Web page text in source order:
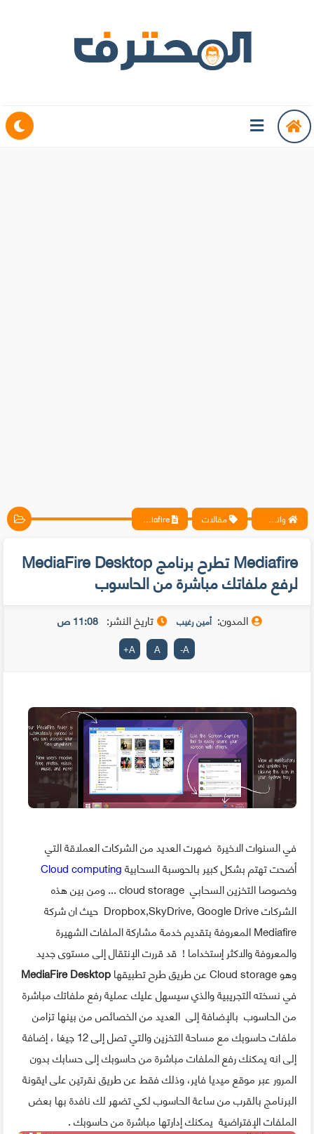
واتس آب ، فيسبوك ، أنترنت ، شروحات تقنية حصرية - المحترف مقالات Mediafire تطرح برنامج MediaFire Desktop لرفع ملفاتك مباشرة من الحاسوب
Mediafire تطرح برنامج MediaFire Desktop
لرفع ملفاتك مباشرة من الحاسوب
المدون: أمين رغيب تاريخ النشر: 11:08 ص
A
-
A
A
+
في السنوات الاخيرة ضهرت العديد من الشركات العملاقة التي
أضحت تهتم بشكل كبير بالحوسبة السحابية
وخصوصا التخزين السحابي cloud storage ... ومن بين هذه
الشركات Dropbox,SkyDrive, Google Drive حيث ان شركة
Mediafire المعروفة بتقديم خدمة مشاركة الملفات الشهيرة
والمعروفة والاكثر إستخداما ! قد قررت الإنتقال إلى مستوى جديد
وهو Cloud storage عن طريق طرح تطبيقها
MediaFire Desktop
في نسخته التجريبية والذي سيسهل عليك عملية رفع ملفاتك مباشرة
من الحاسوب بالإضافة إلى العديد من الخصائص من بينها تزامن
ملفات حاسوبك مع مساحة التخزين والتي تصل إلى 12 جيغا ، إضافة
إلى انه يمكنك رفع الملفات مباشرة من حاسوبك إلى حسابك بدون
المرور عبر موقع ميديا فاير، وذلك فقط عن طريق نقرتين على ايقونة
البرنامج بالقرب من ساعة الحاسوب لكي تضهر لك نافدة بها بعض
الملفات الإفتراضية يمكنك إدارتها مباشرة من حاسوبك .